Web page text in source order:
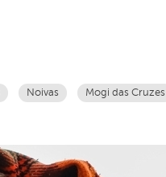
Noivas Mogi das Cruzes